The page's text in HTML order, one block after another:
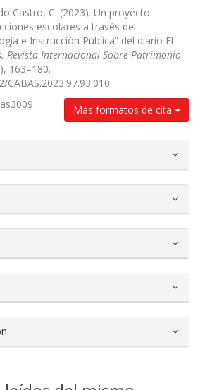
Castro, C. (2023). Un proyecto
escolares a través del
e Instrucción Pública” del diario El
Revista Internacional Sobre Patrimonio
163–180.
Más formatos de cita